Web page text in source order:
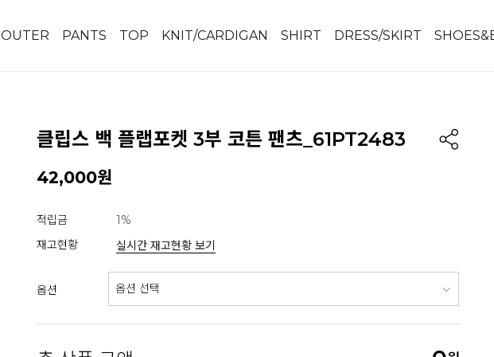
OUTER PANTS TOP KNIT/CARDIGAN SHIRT DRESS/SKIRT
클립스 백 플랩포켓 3부 코튼 팬츠_61PT2483
42,000원
적립금
1%
재고현황
실시간 재고현황 보기
옵션